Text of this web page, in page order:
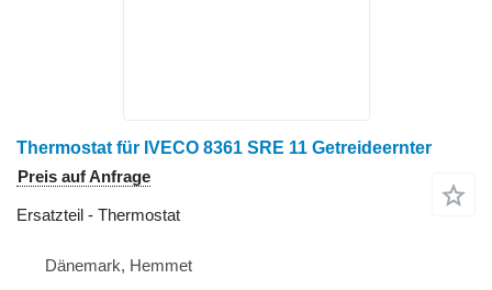
Thermostat für IVECO 8361 SRE 11 Getreideernter
Preis auf Anfrage
Ersatzteil - Thermostat
Dänemark, Hemmet